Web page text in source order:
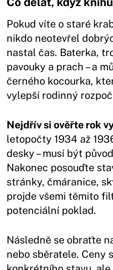
Pokud víte o staré
nikdo neotevřel
nastal čas. Baterka,
pavouky a prach – a
černého kocourka,
vylepší rodinný
Nejdřív si ověřte rok
letopočty 1934 až
desky – musí být
Nakonec posouďte
stránky, čmáranice,
projde všemi těmito
potenciální poklad.
Následně se obraťte
nebo sběratele. Ceny